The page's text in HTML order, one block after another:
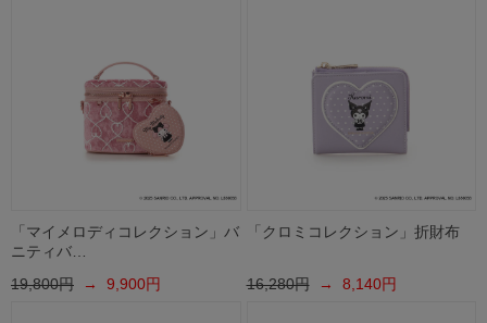
「マイメロディコレクション」バ
ニティバ…
19,800円 → 9,900円
「クロミコレクション」折財布
16,280円→ 8,140円